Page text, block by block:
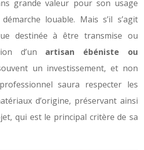
grande valeur pour son usage
louable. Mais s’il s’agit
destinée à être transmise ou
d’un artisan ébéniste ou
un investissement, et non
saura respecter les
d’origine, préservant ainsi
qui est le principal critère de sa